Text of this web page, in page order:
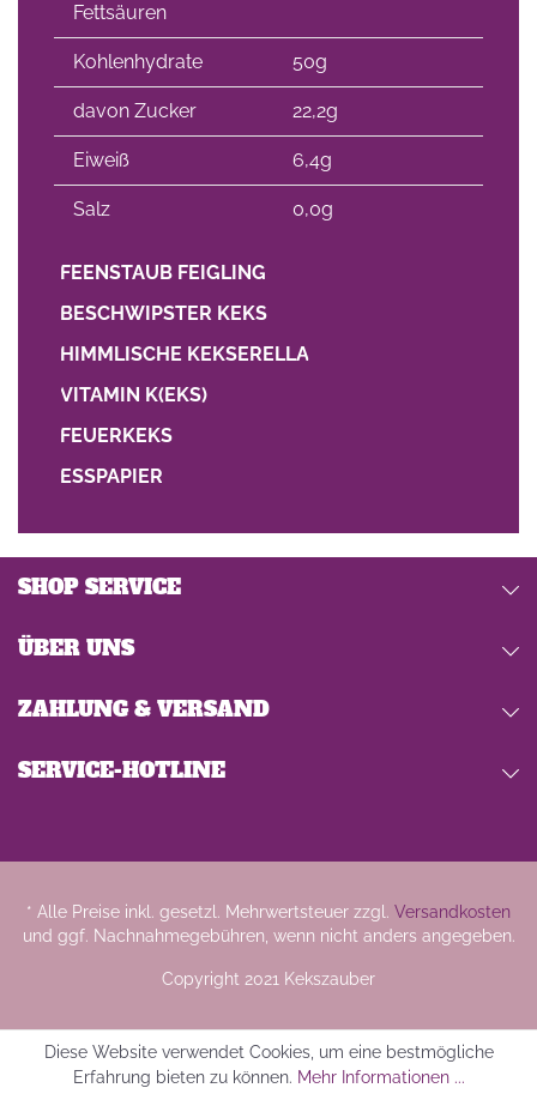
Fettsäuren
Kohlenhydrate 50g
davon Zucker 22,2g
Eiweiß 6,4g
Salz 0,0g
FEENSTAUB FEIGLING
BESCHWIPSTER KEKS
HIMMLISCHE KEKSERELLA
VITAMIN K(EKS)
FEUERKEKS
ESSPAPIER
SERVICE-HOTLINE
SHOP SERVICE
ÜBER UNS
ZAHLUNG & VERSAND
* Alle Preise inkl. gesetzl. Mehrwertsteuer zzgl. Versandkosten
und ggf. Nachnahmegebühren, wenn nicht anders angegeben.
Copyright 2021 Kekszauber
Diese Website verwendet Cookies, um eine bestmögliche
Erfahrung bieten zu können. Mehr Informationen ...